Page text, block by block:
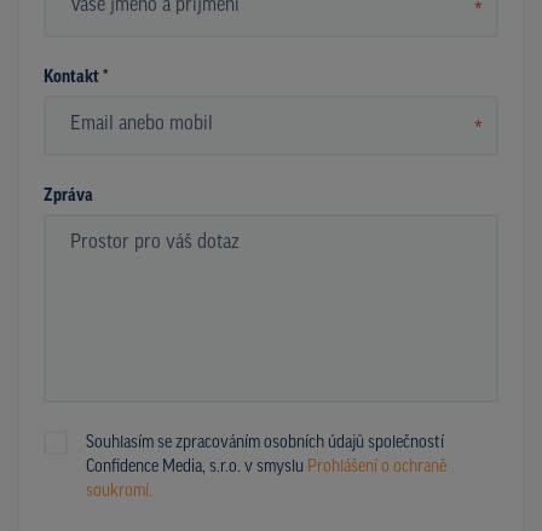
*
Kontakt *
*
Zpráva
Souhlasím se zpracováním osobních údajů společností
Confidence Media, s.r.o. v smyslu Prohlášení o ochraně
soukromí.